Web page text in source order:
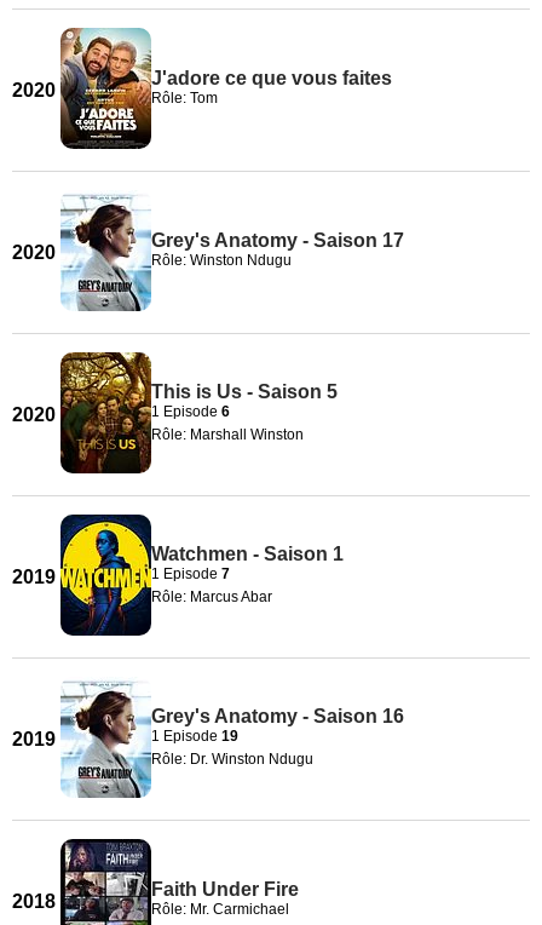
2020
J'adore ce que vous faites
Rôle: Tom
2020
Grey's Anatomy - Saison 17
Rôle: Winston Ndugu
2020
This is Us - Saison 5
1 Episode 6
Rôle: Marshall Winston
2019
Watchmen - Saison 1
1 Episode 7
Rôle: Marcus Abar
2019
Grey's Anatomy - Saison 16
1 Episode 19
Rôle: Dr. Winston Ndugu
2018
Faith Under Fire
Rôle: Mr. Carmichael